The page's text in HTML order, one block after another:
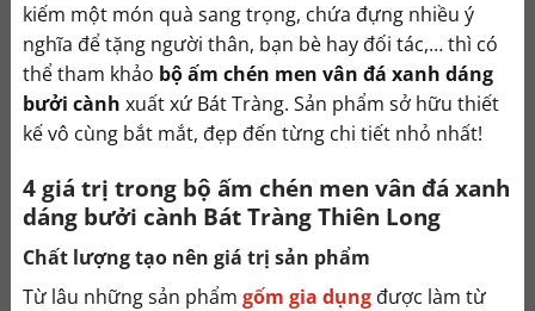
kiếm một món quà sang trọng, chứa đựng nhiều ý
nghĩa để tặng người thân, bạn bè hay đối tác,… thì có
thể tham khảo bộ ấm chén men vân đá xanh dáng
bưởi cành xuất xứ Bát Tràng. Sản phẩm sở hữu thiết
kế vô cùng bắt mắt, đẹp đến từng chi tiết nhỏ nhất!
4 giá trị trong bộ ấm chén men vân đá xanh
dáng bưởi cành Bát Tràng Thiên Long
Chất lượng tạo nên giá trị sản phẩm
Từ lâu những sản phẩm gốm gia dụngđược làm từ